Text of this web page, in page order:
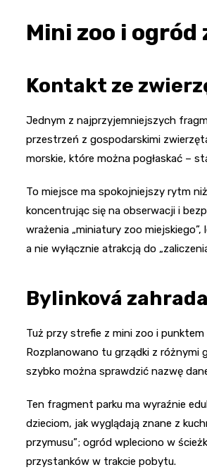
Mini zoo i ogród
Kontakt ze
Jednym z najprzyjemniejszych
przestrzeń z gospodarskimi
morskie, które można pogłaskać –
To miejsce ma spokojniejszy rytm
koncentrując się na obserwacji i
wrażenia „miniatury zoo
a nie wyłącznie atrakcją do
Bylinková
Tuż przy strefie z mini zoo i
Rozplanowano tu grządki z różnymi
szybko można sprawdzić nazwę
Ten fragment parku ma wyraźnie
dzieciom, jak wyglądają znane z
przymusu”; ogród wpleciono w
przystanków w trakcie pobytu.